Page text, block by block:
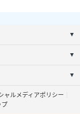
▼
▼
▼
ャルメディアポリシー
プ